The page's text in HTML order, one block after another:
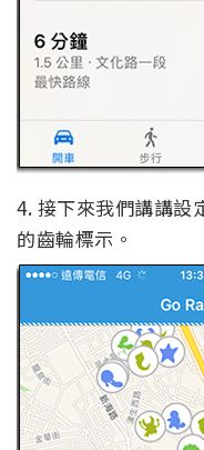
4. 接下來我們講講設
的齒輪標示。